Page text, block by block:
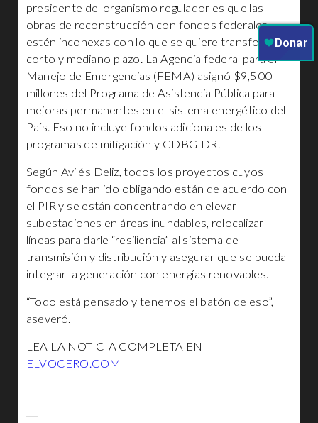
presidente del organismo regulador es que las
obras de reconstrucción con fondos federales
estén inconexas con lo que se quiere transformar a
corto y mediano plazo. La Agencia federal para el
Manejo de Emergencias (FEMA) asignó $9,500
millones del Programa de Asistencia Pública para
mejoras permanentes en el sistema energético del
País. Eso no incluye fondos adicionales de los
programas de mitigación y CDBG-DR.
Según Avilés Deliz, todos los proyectos cuyos
fondos se han ido obligando están de acuerdo con
el PIR y se están concentrando en elevar
subestaciones en áreas inundables, relocalizar
líneas para darle “resiliencia” al sistema de
transmisión y distribución y asegurar que se pueda
integrar la generación con energías renovables.
“Todo está pensado y tenemos el batón de eso”,
aseveró.
LEA LA NOTICIA COMPLETA EN
ELVOCERO.COM